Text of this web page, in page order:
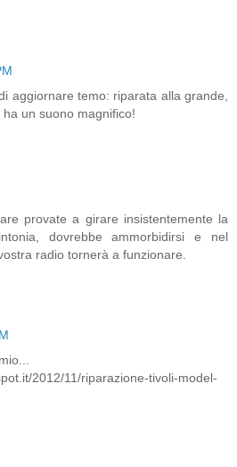
aggiornare temo: riparata alla grande,
un suono magnifico!
provate a girare insistentemente la
dovrebbe ammorbidirsi e nel
radio tornerà a funzionare.
2012/11/riparazione-tivoli-model-